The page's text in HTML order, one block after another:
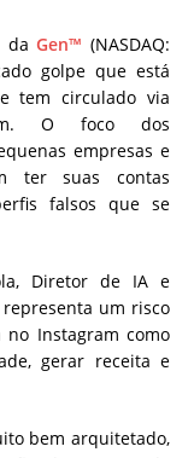
da Gen™ (NASDAQ:
golpe que está
tem circulado via
O foco dos
empresas e
ter suas contas
falsos que se
Diretor de IA e
um risco
Instagram como
gerar receita e
bem arquitetado,